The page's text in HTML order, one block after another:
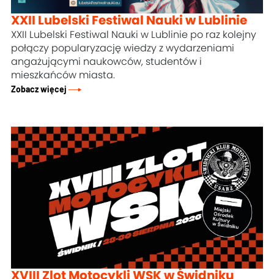
XXII Lubelski Festiwal Nauki w Lublinie
XXII Lubelski Festiwal Nauki w Lublinie po raz kolejny
połączy popularyzację wiedzy z wydarzeniami
angażującymi naukowców, studentów i
mieszkańców miasta.
Zobacz więcej
XVIII Zlot Motocykli WSK w Świdniku